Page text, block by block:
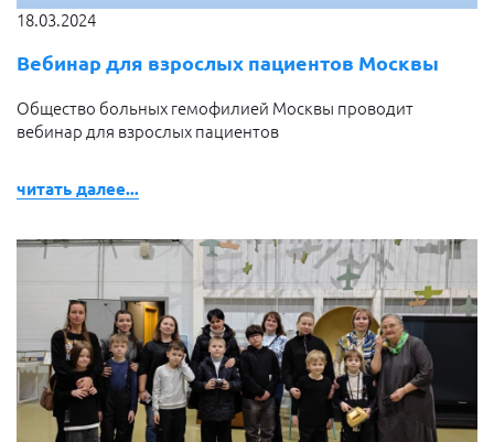
18.03.2024
Вебинар для взрослых пациентов Москвы
Общество больных гемофилией Москвы проводит
вебинар для взрослых пациентов
читать далее...